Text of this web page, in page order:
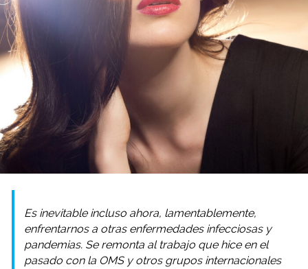
Es inevitable incluso ahora, lamentablemente,
enfrentarnos a otras enfermedades infecciosas y
pandemias. Se remonta al trabajo que hice en el
pasado con la OMS y otros grupos internacionales